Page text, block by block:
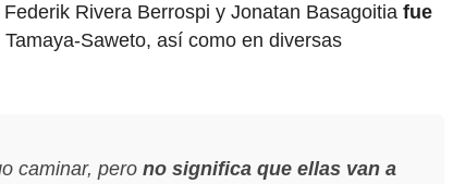
Rivera Berrospi y Jonatan Basagoitia fue
Saweto, así como en diversas
caminar, pero no significa que ellas van a